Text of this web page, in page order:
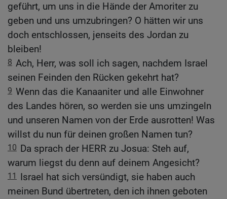
geführt, um uns in die Hände der Amoriter zu
geben und uns umzubringen? O hätten wir uns
doch entschlossen, jenseits des Jordan zu
bleiben!
8 Ach, Herr, was soll ich sagen, nachdem Israel
seinen Feinden den Rücken gekehrt hat?
9 Wenn das die Kanaaniter und alle Einwohner
des Landes hören, so werden sie uns umzingeln
und unseren Namen von der Erde ausrotten! Was
willst du nun für deinen großen Namen tun?
10 Da sprach der HERR zu Josua: Steh auf,
warum liegst du denn auf deinem Angesicht?
11
Israel hat sich versündigt, sie haben auch
meinen Bund übertreten, den ich ihnen geboten